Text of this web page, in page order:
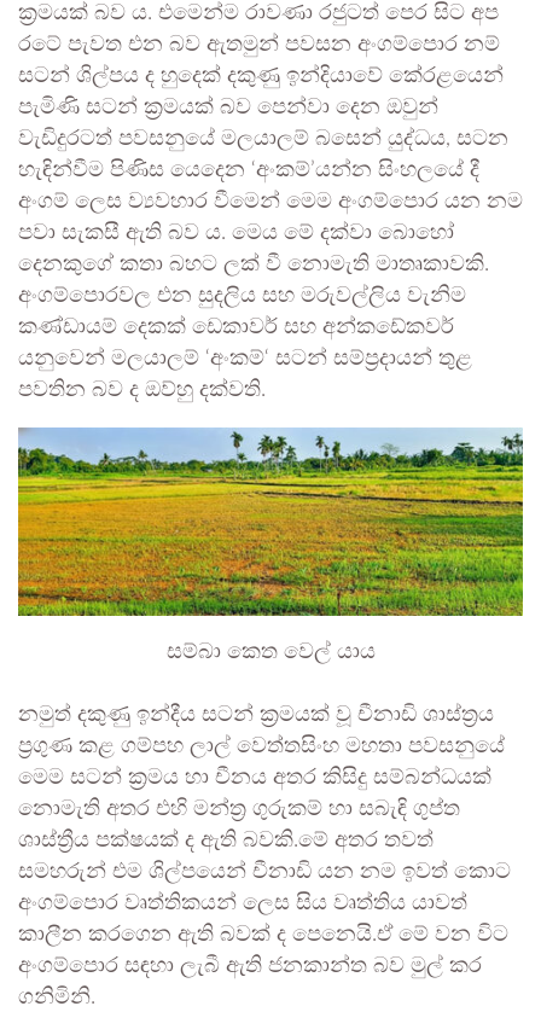
ක්‍රමයක් බව ය. එමෙන්ම රාවණා රජුටත් පෙර සිට අප
රටේ පැවත එන බව ඇතමුන් පවසන අංගම්පොර නම්
සටන් ශිල්පය ද හුදෙක් දකුණු ඉන්දියාවේ කේරළයෙන්
පැමිණි සටන් ක්‍රමයක් බව පෙන්වා දෙන ඔවුන්
වැඩිදුරටත් පවසනුයේ මලයාලම් බසෙන් යුද්ධය, සටන
හැඳින්වීම පිණිස යෙදෙන ‘අංකම්’යන්න සිංහලයේ දී
අංගම් ලෙස ව්‍යවහාර වීමෙන් මෙම අංගම්පොර යන නම
පවා සැකසී ඇති බව ය. මෙය මේ දක්වා බොහෝ
දෙනකුගේ කතා බහට ලක් වී නොමැති මාතෘකාවකි.
අංගම්පොරවල එන සුදලිය සහ මරුවල්ලිය වැනිම
කණ්ඩායම් දෙකක් ඩෙකාවර් සහ අන්කඩේකවර්
යනුවෙන් මලයාලම් ‘අංකම්‘ සටන් සම්ප්‍රදායන් තුළ
පවතින බව ද ඔව්හු දක්වති.
සම්බා කෙත වෙල් යාය
නමුත් දකුණු ඉන්දීය සටන් ක්‍රමයක් වූ චීනාඩි ශාස්ත්‍රය
ප්‍රගුණ කළ ගම්පහ ලාල් වෙත්තසිංහ මහතා පවසනුයේ
මෙම සටන් ක්‍රමය හා චීනය අතර කිසිදු සම්බන්ධයක්
නොමැති අතර එහි මන්ත්‍ර ගුරුකම් හා සබැඳි ගුප්ත
ශාස්ත්‍රීය පක්ෂයක් ද ඇති බවකි.මේ අතර තවත්
සමහරුන් එම ශිල්පයෙන් චීනාඩි යන නම ඉවත් කොට
අංගම්පොර වෘත්තිකයන් ලෙස සිය වෘත්තිය යාවත්
කාලීන කරගෙන ඇති බවක් ද පෙනෙයි.ඒ මේ වන විට
අංගම්පොර සඳහා ලැබී ඇති ජනකාන්ත බව මුල් කර
ගනිමිනි.